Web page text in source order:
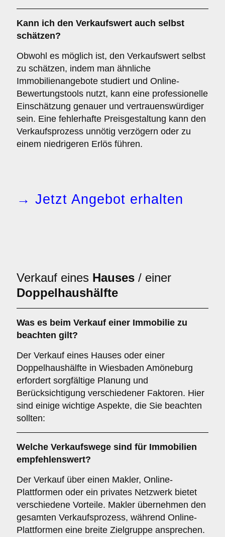
Kann ich den Verkaufswert auch selbst
schätzen?
Obwohl es möglich ist, den Verkaufswert selbst
zu schätzen, indem man ähnliche
Immobilienangebote studiert und Online-
Bewertungstools nutzt, kann eine professionelle
Einschätzung genauer und vertrauenswürdiger
sein. Eine fehlerhafte Preisgestaltung kann den
Verkaufsprozess unnötig verzögern oder zu
einem niedrigeren Erlös führen.
→ Jetzt Angebot erhalten
Verkauf eines Hauses / einer
Doppelhaushälfte
Was es beim Verkauf einer Immobilie zu
beachten gilt?
Der Verkauf eines Hauses oder einer
Doppelhaushälfte in Wiesbaden Amöneburg
erfordert sorgfältige Planung und
Berücksichtigung verschiedener Faktoren. Hier
sind einige wichtige Aspekte, die Sie beachten
sollten:
Welche Verkaufswege sind für Immobilien
empfehlenswert?
Der Verkauf über einen Makler, Online-
Plattformen oder ein privates Netzwerk bietet
verschiedene Vorteile. Makler übernehmen den
gesamten Verkaufsprozess, während Online-
Plattformen eine breite Zielgruppe ansprechen.